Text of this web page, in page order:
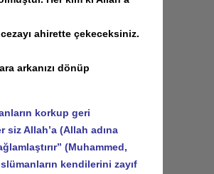
ahirette çekeceksiniz.
arkanızı dönüp
korkup geri
siz Allah’a (Allah adına
(Muhammed,
kendilerini zayıf